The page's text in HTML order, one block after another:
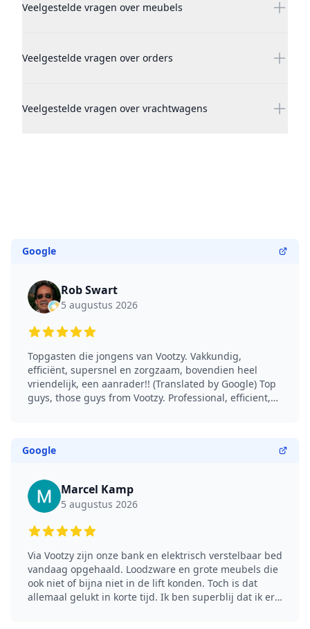
Veelgestelde vragen over meubels
Veelgestelde vragen over orders
Veelgestelde vragen over vrachtwagens
Google
Rob Swart
5 augustus 2026
5 out of 5 stars
Topgasten die jongens van Vootzy. Vakkundig,
efficiënt, supersnel en zorgzaam, bovendien heel
vriendelijk, een aanrader!! (Translated by Google) Top
guys, those guys from Vootzy. Professional, efficient,
Google
Marcel Kamp
5 augustus 2026
5 out of 5 stars
Via Vootzy zijn onze bank en elektrisch verstelbaar bed
vandaag opgehaald. Loodzware en grote meubels die
ook niet of bijna niet in de lift konden. Toch is dat
allemaal gelukt in korte tijd. Ik ben superblij dat ik er